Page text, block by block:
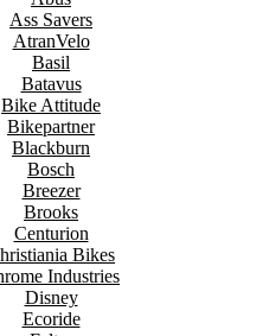
Ass Savers
AtranVelo
Basil
Batavus
Bike Attitude
Bikepartner
Blackburn
Bosch
Breezer
Brooks
Centurion
Bikes
Industries
Disney
Ecoride